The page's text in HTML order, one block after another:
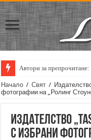
Автори за
Начало / Свят /
фотографии на „Ролинг
Издателство
с избрани